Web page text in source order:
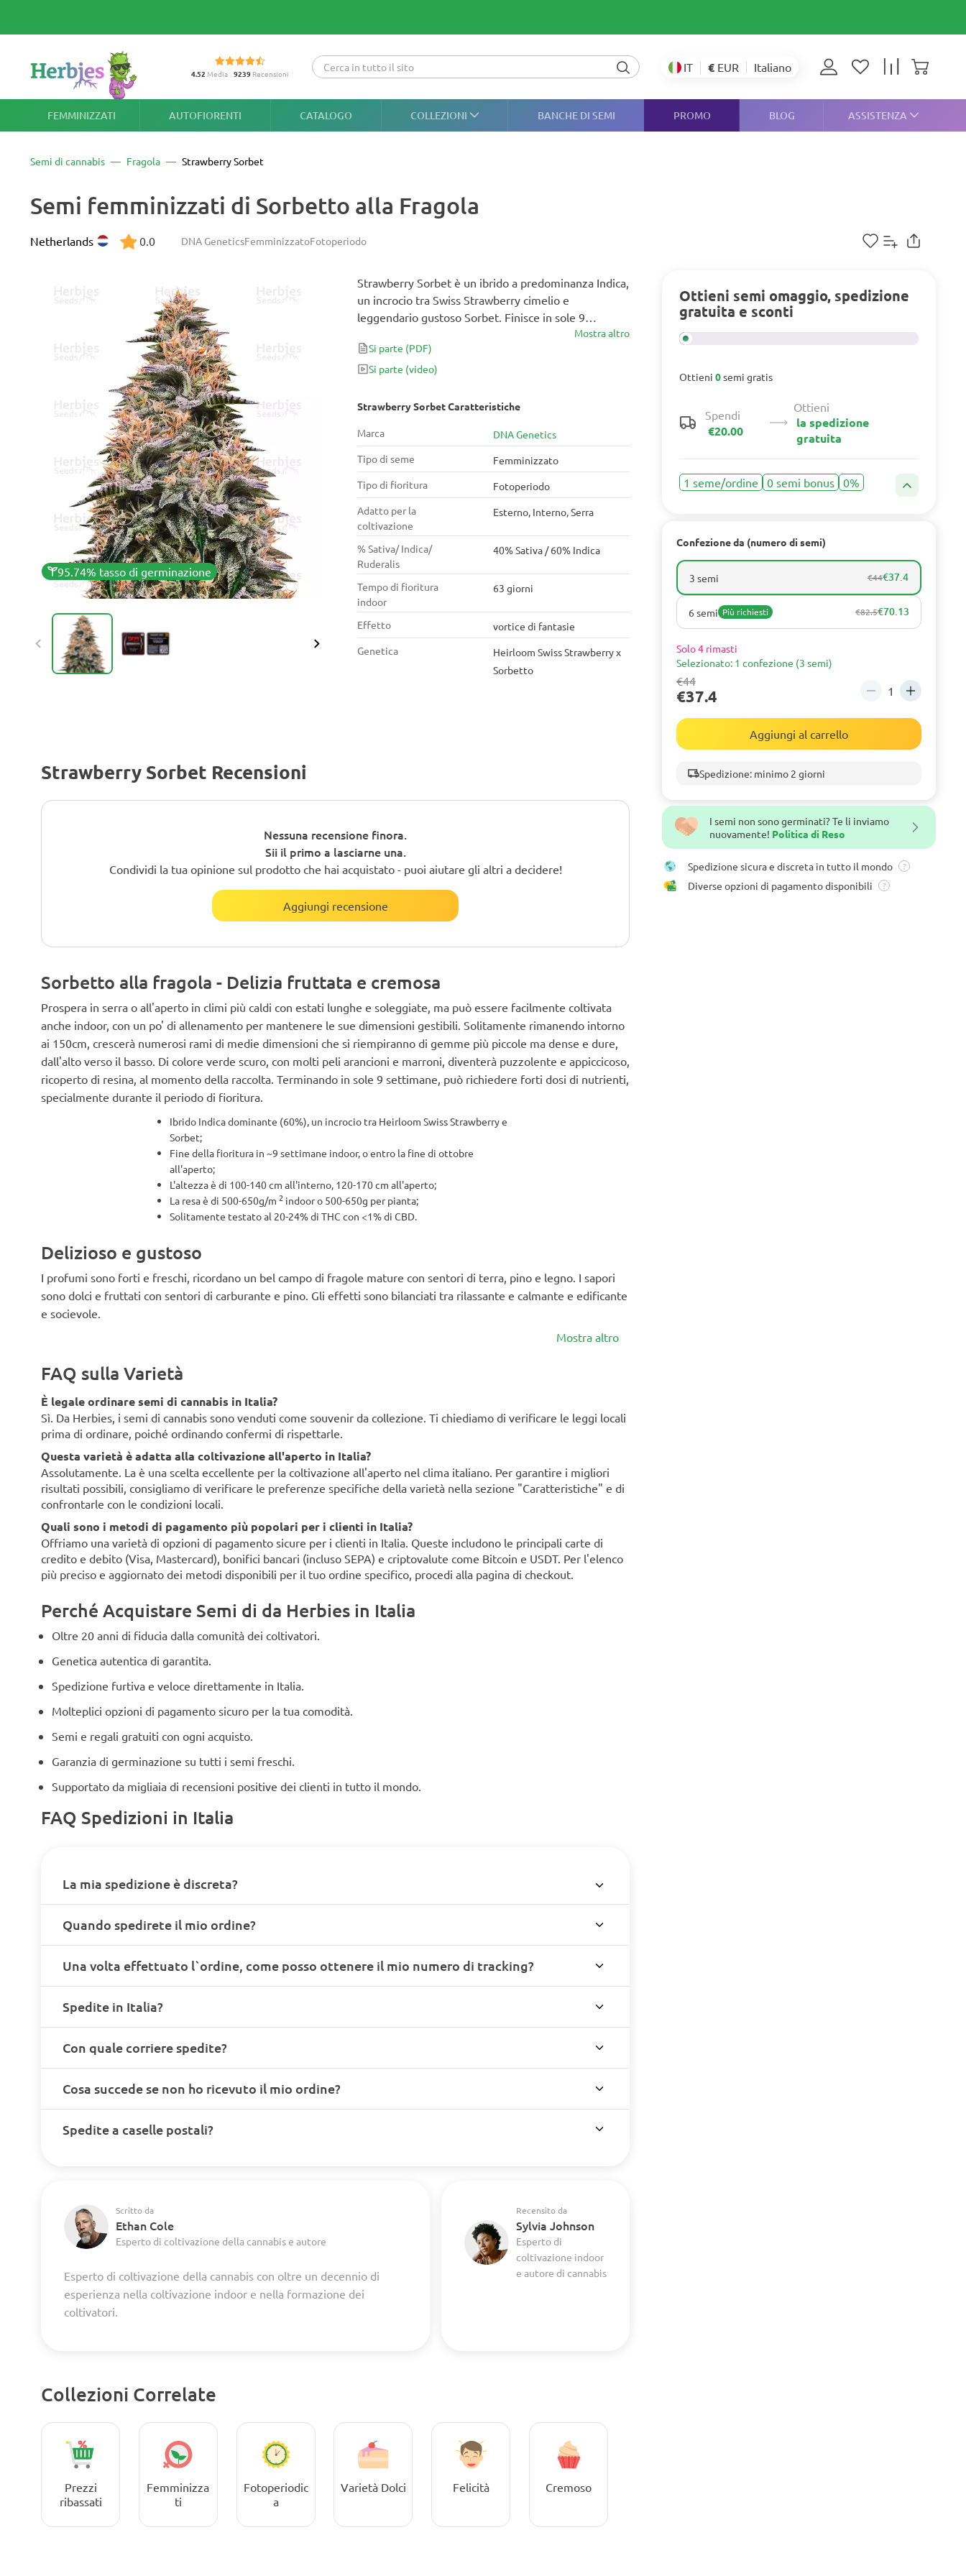
4.52 Media 9239 Recensioni IT € EUR Italiano
FEMMINIZZATI AUTOFIORENTI CATALOGO COLLEZIONI BANCHE DI SEMI PROMO BLOG ASSISTENZA
Semi di cannabis Fragola Strawberry Sorbet
95.74% tasso di germinazione
Semi femminizzati di Sorbetto alla Fragola
DNA GeneticsFemminizzatoFotoperiodo
Netherlands 0.0
Strawberry Sorbet Caratteristiche
Marca
DNA Genetics
Tipo di seme
Femminizzato
Tipo di fioritura
Fotoperiodo
Adatto per la
coltivazione
Esterno, Interno, Serra
% Sativa/ Indica/
Ruderalis
40% Sativa / 60% Indica
Tempo di fioritura
indoor
63 giorni
Effetto
vortice di fantasie
Genetica
Heirloom Swiss Strawberry x
Sorbetto
Strawberry Sorbet Recensioni
Nessuna recensione finora.
Sii il primo a lasciarne una.
Condividi la tua opinione sul prodotto che hai acquistato - puoi aiutare gli altri a decidere!
Aggiungi recensione
Strawberry Sorbet è un ibrido a predominanza Indica,
un incrocio tra Swiss Strawberry cimelio e
leggendario gustoso Sorbet. Finisce in sole 9
settimane, con rese da discrete a buone, mantiene
un'altezza gestibile e ama un po' più di nutrienti,
specialmente in fiore.
Mostra altro
Si parte (PDF)
Si parte (video)
Sorbetto alla fragola - Delizia fruttata e cremosa
Prospera in serra o all'aperto in climi più caldi con estati lunghe e soleggiate, ma può essere facilmente coltivata
anche indoor, con un po' di allenamento per mantenere le sue dimensioni gestibili. Solitamente rimanendo intorno
ai 150cm, crescerà numerosi rami di medie dimensioni che si riempiranno di gemme più piccole ma dense e dure,
dall'alto verso il basso. Di colore verde scuro, con molti peli arancioni e marroni, diventerà puzzolente e appiccicoso,
ricoperto di resina, al momento della raccolta. Terminando in sole 9 settimane, può richiedere forti dosi di nutrienti,
specialmente durante il periodo di fioritura.
Ibrido Indica dominante (60%), un incrocio tra Heirloom Swiss Strawberry e
Sorbet;
Fine della fioritura in ~9 settimane indoor, o entro la fine di ottobre
all'aperto;
L'altezza è di 100-140 cm all'interno, 120-170 cm all'aperto;
La resa è di 500-650g/m 2indoor o 500-650g per pianta;
Solitamente testato al 20-24% di THC con <1% di CBD.
Delizioso e gustoso
I profumi sono forti e freschi, ricordano un bel campo di fragole mature con sentori di terra, pino e legno. I sapori
sono dolci e fruttati con sentori di carburante e pino. Gli effetti sono bilanciati tra rilassante e calmante e edificante
e socievole.
Mostra altro
FAQ sulla Varietà
È legale ordinare semi di cannabis in Italia?
Sì. Da Herbies, i semi di cannabis sono venduti come souvenir da collezione. Ti chiediamo di verificare le leggi locali
prima di ordinare, poiché ordinando confermi di rispettarle.
Questa varietà è adatta alla coltivazione all'aperto in Italia?
Assolutamente. La è una scelta eccellente per la coltivazione all'aperto nel clima italiano. Per garantire i migliori
risultati possibili, consigliamo di verificare le preferenze specifiche della varietà nella sezione "Caratteristiche" e di
confrontarle con le condizioni locali.
Quali sono i metodi di pagamento più popolari per i clienti in Italia?
Offriamo una varietà di opzioni di pagamento sicure per i clienti in Italia. Queste includono le principali carte di
credito e debito (Visa, Mastercard), bonifici bancari (incluso SEPA) e criptovalute come Bitcoin e USDT. Per l'elenco
più preciso e aggiornato dei metodi disponibili per il tuo ordine specifico, procedi alla pagina di checkout.
Perché Acquistare Semi di da Herbies in Italia
Oltre 20 anni di fiducia dalla comunità dei coltivatori.
Genetica autentica di garantita.
Spedizione furtiva e veloce direttamente in Italia.
Molteplici opzioni di pagamento sicuro per la tua comodità.
Semi e regali gratuiti con ogni acquisto.
Garanzia di germinazione su tutti i semi freschi.
Supportato da migliaia di recensioni positive dei clienti in tutto il mondo.
FAQ Spedizioni in Italia
La mia spedizione è discreta?
Quando spedirete il mio ordine?
Una volta effettuato l`ordine, come posso ottenere il mio numero di tracking?
Spedite in Italia?
Con quale corriere spedite?
Cosa succede se non ho ricevuto il mio ordine?
Spedite a caselle postali?
Scritto da
Ethan Cole
Esperto di coltivazione della cannabis e autore
Esperto di coltivazione della cannabis con oltre un decennio di
esperienza nella coltivazione indoor e nella formazione dei
coltivatori.
Recensito da
Sylvia Johnson
Esperto di
coltivazione indoor
e autore di cannabis
Collezioni Correlate
Prezzi
ribassati
Femminizza
ti
Fotoperiodic
a
Varietà Dolci Felicità Cremoso
Ottieni semi omaggio, spedizione
gratuita e sconti
Ottieni 0semi gratis
Spendi
€20.00
Ottieni
la spedizione
gratuita
1 seme/ordine 0 semi bonus 0%
Confezione da (numero di semi)
3 semi €44€37.4
6 semi Più richiesti €82.5€70.13
Solo 4 rimasti
Selezionato: 1 confezione (3 semi)
€44
€37.4
Aggiungi al carrello
Spedizione: minimo 2 giorni
I semi non sono germinati? Te li inviamo
nuovamente! Politica di Reso
Spedizione sicura e discreta in tutto il mondo ?
Diverse opzioni di pagamento disponibili ?